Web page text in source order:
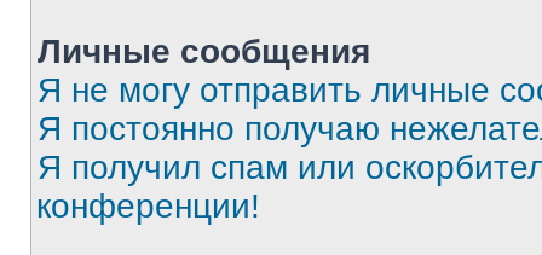
Личные сообщения
Я не могу отправить личные
Я постоянно получаю
Я получил спам или
конференции!